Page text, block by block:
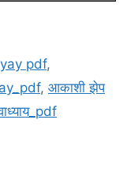
pdf,
, आकाशी झेप